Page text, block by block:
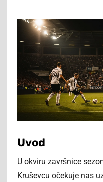
Uvod
U okviru završnice
Kruševcu očekuje nas